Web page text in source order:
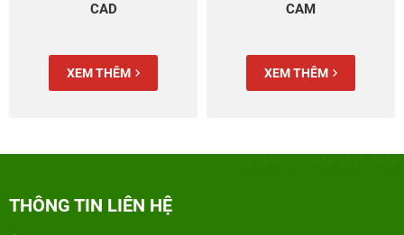
CAD
XEM THÊM
CAM
XEM THÊM
THÔNG TIN LIÊN HỆ